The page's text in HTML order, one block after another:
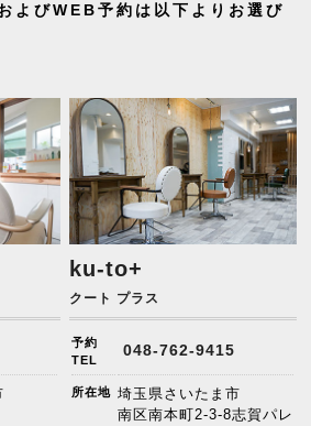
よびWEB予約は以下よりお選び
ku-to+
クート プラス
予約
TEL
048-762-9415
所在地 埼玉県さいたま市
南区南本町2-3-8志賀パレ